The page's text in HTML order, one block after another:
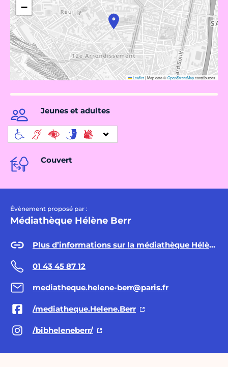
−
Leaflet|Map data ©OpenStreetMapcontributors
Jeunes et adultes
Couvert
Évènement proposé par :
Médiathèque Hélène Berr
Plus d’informations sur la médiathèque Hélène Berr
01 43 45 87 12
mediatheque.helene-berr@paris.fr
/mediatheque.Helene.Berr
/bibheleneberr/